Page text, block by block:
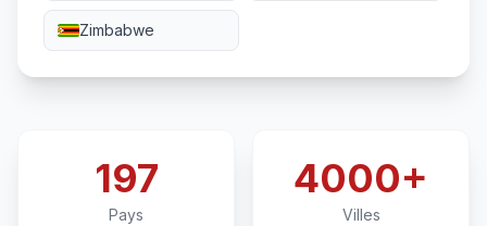
Zimbabwe
197
Pays
4000+
Villes